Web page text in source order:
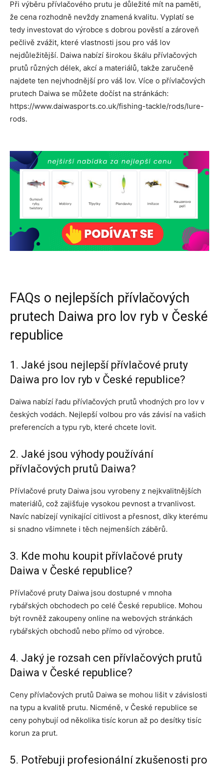
Při výběru přívlačového prutu je důležité mít na paměti,
že cena rozhodně nevždy znamená kvalitu. Vyplatí se
tedy investovat do výrobce s dobrou pověstí a zároveň
pečlivě zvážit, které vlastnosti jsou pro váš lov
nejdůležitější. Daiwa nabízí širokou škálu přívlačových
prutů různých délek, akcí a materiálů, takže zaručeně
najdete ten nejvhodnější pro váš lov. Více o přívlačových
prutech Daiwa se můžete dočíst na stránkách:
https://www.daiwasports.co.uk/fishing-tackle/rods/lure-
rods.
FAQs o nejlepších přívlačových
prutech Daiwa pro lov ryb v České
republice
1. Jaké jsou nejlepší přívlačové pruty
Daiwa pro lov ryb v České republice?
Daiwa nabízí řadu přívlačových prutů vhodných pro lov v
českých vodách. Nejlepší volbou pro vás závisí na vašich
preferencích a typu ryb, které chcete lovit.
2. Jaké jsou výhody používání
přívlačových prutů Daiwa?
Přívlačové pruty Daiwa jsou vyrobeny z nejkvalitnějších
materiálů, což zajišťuje vysokou pevnost a trvanlivost.
Navíc nabízejí vynikající citlivost a přesnost, díky kterému
si snadno všimnete i těch nejmenších záběrů.
3. Kde mohu koupit přívlačové pruty
Daiwa v České republice?
Přívlačové pruty Daiwa jsou dostupné v mnoha
rybářských obchodech po celé České republice. Mohou
být rovněž zakoupeny online na webových stránkách
rybářských obchodů nebo přímo od výrobce.
4. Jaký je rozsah cen přívlačových prutů
Daiwa v České republice?
Ceny přívlačových prutů Daiwa se mohou lišit v závislosti
na typu a kvalitě prutu. Nicméně, v České republice se
ceny pohybují od několika tisíc korun až po desítky tisíc
korun za prut.
5. Potřebuji profesionální zkušenosti pro